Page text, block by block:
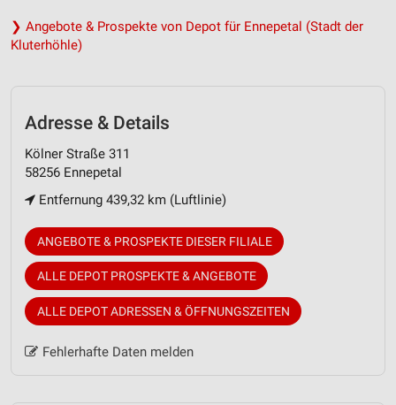
❯ Angebote & Prospekte von Depot für Ennepetal (Stadt der
Kluterhöhle)
Adresse & Details
Kölner Straße 311
58256 Ennepetal
Entfernung 439,32 km (Luftlinie)
ANGEBOTE & PROSPEKTE DIESER FILIALE
ALLE DEPOT PROSPEKTE & ANGEBOTE
ALLE DEPOT ADRESSEN & ÖFFNUNGSZEITEN
Fehlerhafte Daten melden